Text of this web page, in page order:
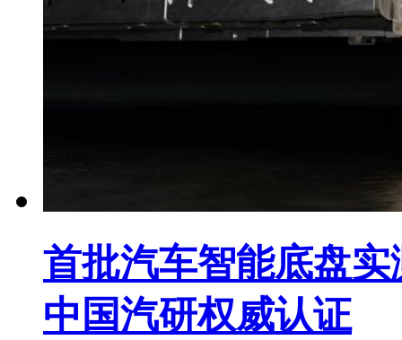
首批汽车智能底盘
中国汽研权威认证